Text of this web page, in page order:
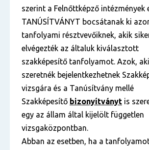
szerint a Felnőttképző intézmények
TANÚSÍTVÁNYT bocsátanak ki
tanfolyami résztvevőiknek, akik
elvégezték az általuk kiválasztott
szakképesítő tanfolyamot. Azok,
szeretnék bejelentkezhetnek
vizsgára és a Tanúsítvány mellé
Szakképesítő bizonyítványt is
egy az állam által kijelölt független
vizsgaközpontban.
Abban az esetben, ha a